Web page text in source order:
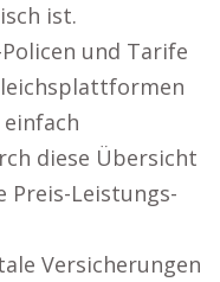
ist.
und Tarife
diese Übersicht
Preis-Leistungs-
Versicherungen